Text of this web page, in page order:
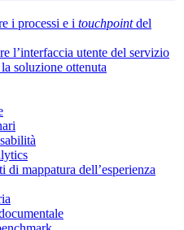
i processi e i touchpointdel
l’interfaccia utente del servizio
soluzione ottenuta
di mappatura dell’esperienza